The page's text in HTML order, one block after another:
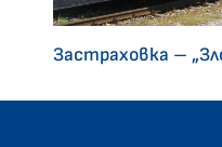
Застраховка –